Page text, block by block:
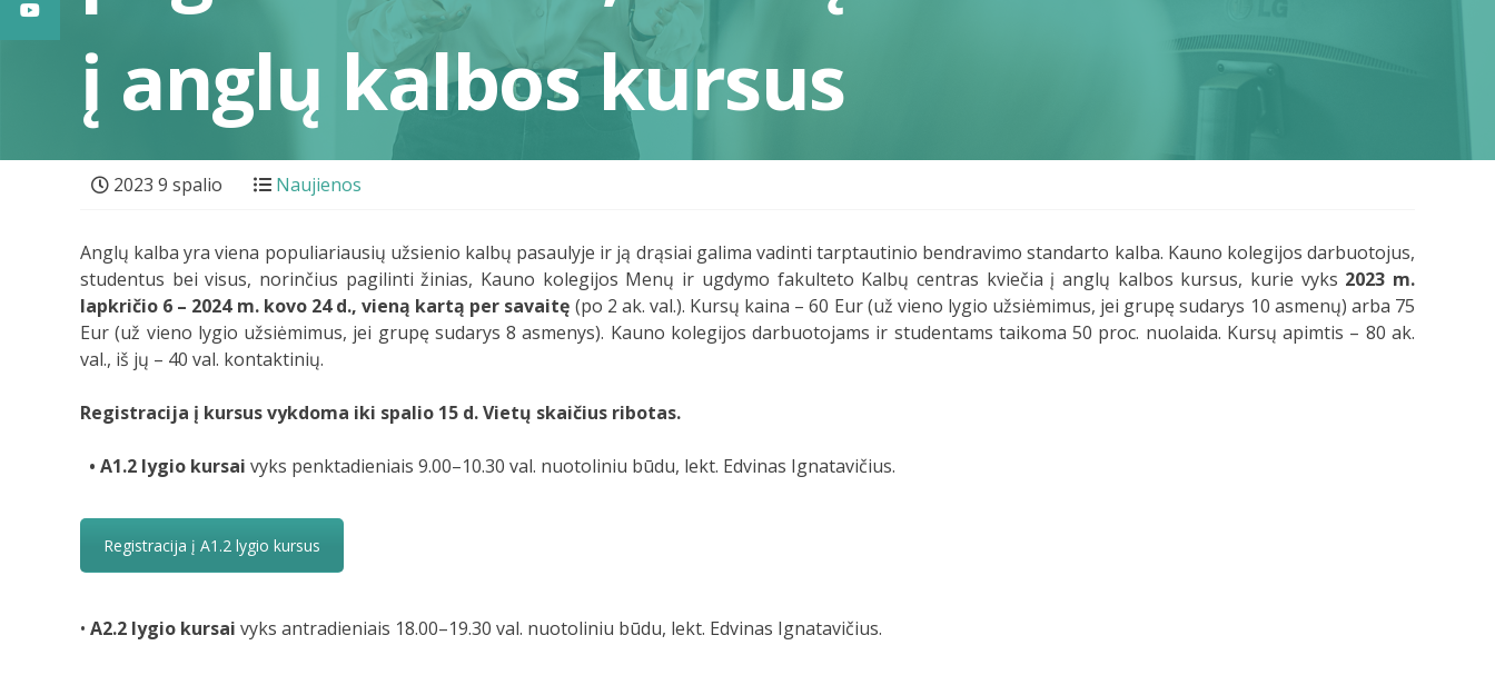
į anglų kalbos kursus
2023 9 spalio Naujienos
Anglų kalba yra viena populiariausių užsienio kalbų pasaulyje ir ją drąsiai galima vadinti tarptautinio bendravimo standarto kalba. Kauno kolegijos darbuotojus,
studentus bei visus, norinčius pagilinti žinias, Kauno kolegijos Menų ir ugdymo fakulteto Kalbų centras kviečia į anglų kalbos kursus, kurie vyks 2023 m.
lapkričio 6 – 2024 m. kovo 24 d., vieną kartą per savaitę (po 2 ak. val.). Kursų kaina – 60 Eur (už vieno lygio užsiėmimus, jei grupę sudarys 10 asmenų) arba 75
Eur (už vieno lygio užsiėmimus, jei grupę sudarys 8 asmenys). Kauno kolegijos darbuotojams ir studentams taikoma 50 proc. nuolaida. Kursų apimtis – 80 ak.
val., iš jų – 40 val. kontaktinių.
Registracija į kursus vykdoma iki spalio 15 d. Vietų skaičius ribotas.
• A1.2 lygio kursai vyks penktadieniais 9.00–10.30 val. nuotoliniu būdu, lekt. Edvinas Ignatavičius.
Registracija į A1.2 lygio kursus
• A2.2 lygio kursai vyks antradieniais 18.00–19.30 val. nuotoliniu būdu, lekt. Edvinas Ignatavičius.